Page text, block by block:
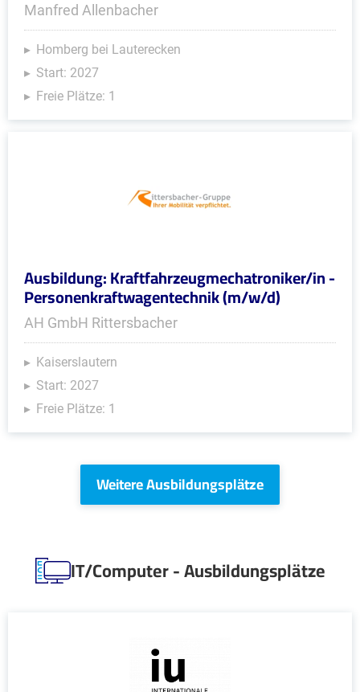
Manfred Allenbacher
Homberg bei Lauterecken
Start: 2027
Freie Plätze: 1
Ausbildung: Kraftfahrzeugmechatroniker/in -
Personenkraftwagentechnik (m/w/d)
AH GmbH Rittersbacher
Kaiserslautern
Start: 2027
Freie Plätze: 1
Weitere Ausbildungsplätze
IT/Computer - Ausbildungsplätze